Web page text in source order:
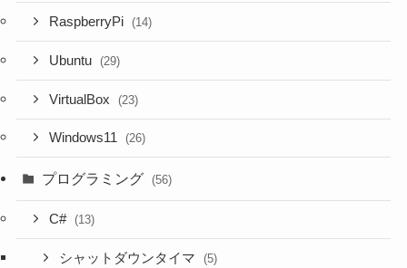
RaspberryPi (14)
Ubuntu (29)
VirtualBox (23)
Windows11 (26)
プログラミング (56)
C# (13)
シャットダウンタイマ (5)